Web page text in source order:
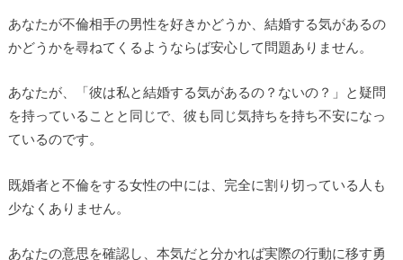
あなたが不倫相手の男性を好きかどうか、結婚する気があるの
かどうかを尋ねてくるようならば安心して問題ありません。
あなたが、「彼は私と結婚する気があるの？ないの？」と疑問
を持っていることと同じで、彼も同じ気持ちを持ち不安になっ
ているのです。
既婚者と不倫をする女性の中には、完全に割り切っている人も
少なくありません。
あなたの意思を確認し、本気だと分かれば実際の行動に移す勇